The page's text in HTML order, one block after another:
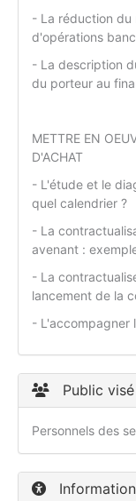
- La réduction du
d'opérations
- La description
du porteur au
METTRE EN
D'ACHAT
- L'étude et le
quel calendrier ?
- La
avenant :
- La
lancement de la
- L'accompagner
Public visé
Personnels des